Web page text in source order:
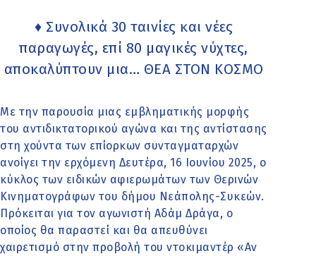
♦ Συνολικά 30 ταινίες και νέες
παραγωγές, επί 80 μαγικές νύχτες,
αποκαλύπτουν μια… ΘΕΑ ΣΤΟΝ ΚΟΣΜΟ
Με την παρουσία μιας εμβληματικής μορφής
του αντιδικτατορικού αγώνα και της αντίστασης
στη χούντα των επίορκων συνταγματαρχών
ανοίγει την ερχόμενη Δευτέρα, 16 Ιουνίου 2025, ο
κύκλος των ειδικών αφιερωμάτων των Θερινών
Κινηματογράφων του δήμου Νεάπολης-Συκεών.
Πρόκειται για τον αγωνιστή Αδάμ Δράγα, ο
οποίος θα παραστεί και θα απευθύνει
χαιρετισμό στην προβολή του ντοκιμαντέρ «Αν